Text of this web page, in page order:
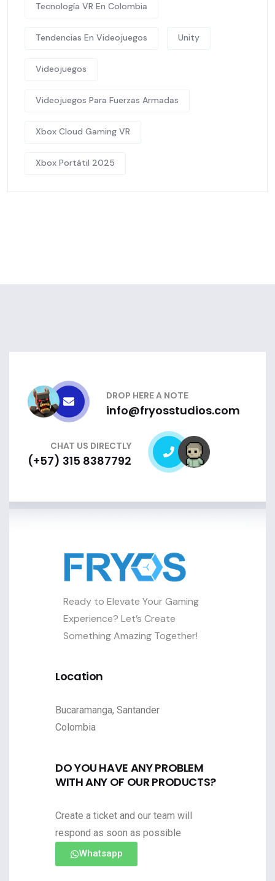
Tecnología VR En Colombia
Tendencias En Videojuegos Unity
Videojuegos
Videojuegos Para Fuerzas Armadas
Xbox Cloud Gaming VR
Xbox Portátil 2025
DROP HERE A NOTE
info@fryosstudios.com
CHAT US DIRECTLY
(+57) 315 8387792
Ready to Elevate Your Gaming
Experience? Let’s Create
Something Amazing Together!
Location
Bucaramanga, Santander
Colombia
DO YOU HAVE ANY PROBLEM
WITH ANY OF OUR PRODUCTS?
Create a ticket and our team will
respond as soon as possible
Whatsapp